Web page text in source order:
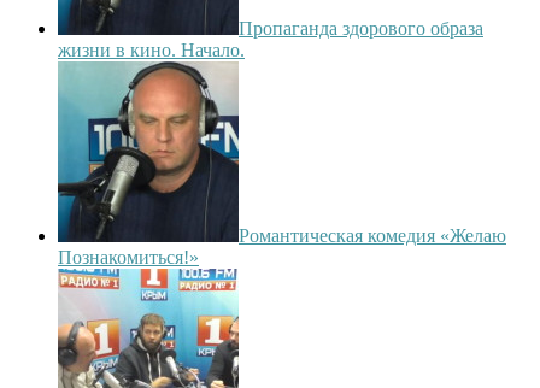
Пропаганда здорового образа
жизни в кино. Начало.
Романтическая комедия «Желаю
Познакомиться!»